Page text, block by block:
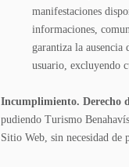
manifestaciones
informaciones,
garantiza la
usuario, excluyendo
Incumplimiento. Derecho
pudiendo Turismo
Sitio Web, sin necesidad de